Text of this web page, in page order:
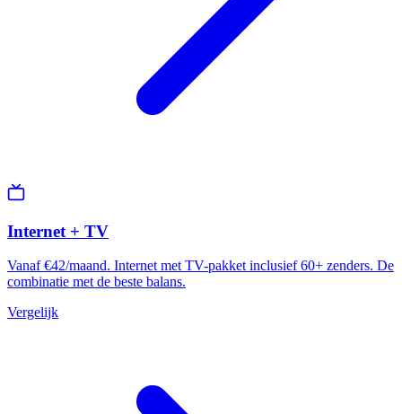
Internet + TV
Vanaf €42/maand. Internet met TV-pakket inclusief 60+ zenders. De
combinatie met de beste balans.
Vergelijk